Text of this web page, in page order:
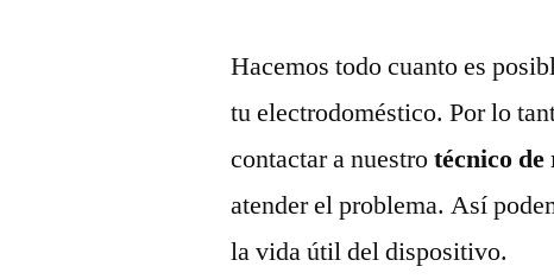
Hacemos todo cuanto es
tu electrodoméstico. Por lo
contactar a nuestrotécnico
atender el problema. Así
la vida útil del dispositivo.